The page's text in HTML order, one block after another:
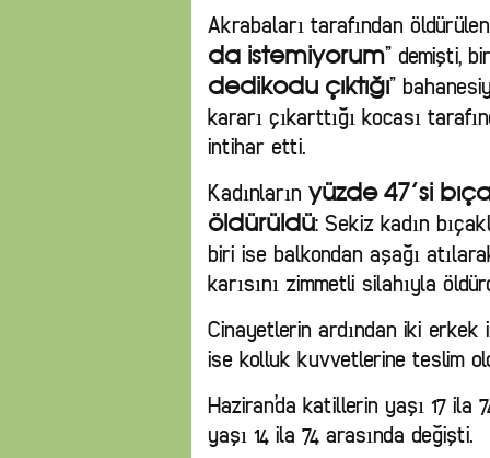
Akrabaları tarafından
da istemiyorum” demişti,
dedikodu çıktığı”
kararı çıkarttığı kocası
intihar etti.
Kadınların yüzde 47’si
öldürüldü: Sekiz kadın
biri ise balkondan aşağı
karısını zimmetli silahıyla
Cinayetlerin ardından iki
ise kolluk kuvvetlerine teslim
Haziran’da katillerin yaşı 17 ila
yaşı 14 ila 74 arasında değişti.